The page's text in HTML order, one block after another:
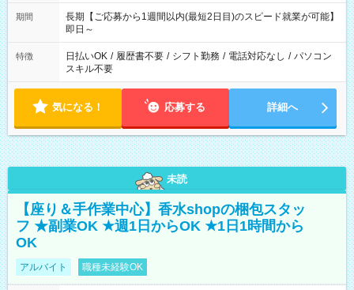
期間
長期【ご応募から1週間以内(最短2日目)のスピード就業が可能】
即日～
特徴 日払いOK / 履歴書不要 / シフト勤務 / 電話対応なし / パソコン
スキル不要
気になる！ 応募する 詳細へ
未読
【座り＆手作業中心】香水shopの梱包スタッ
フ ★副業OK ★週1日からOK ★1日1時間から
OK
アルバイト 職種未経験OK